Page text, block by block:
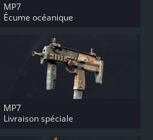
MP7
Écume océanique
MP7
Livraison spéciale